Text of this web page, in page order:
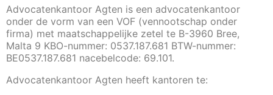
Advocatenkantoor Agten is een advocatenkantoor
onder de vorm van een VOF (vennootschap onder
firma) met maatschappelijke zetel te B-3960 Bree,
Malta 9 KBO-nummer: 0537.187.681 BTW-nummer:
BE0537.187.681 nacebelcode: 69.101.
Advocatenkantoor Agten heeft kantoren te: